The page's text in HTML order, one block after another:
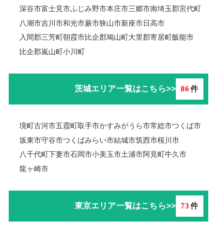
深谷市富士見市ふじみ野市本庄市三郷市南埼玉郡宮代町
八潮市吉川市和光市蕨市狭山市新座市日高市
入間郡三芳町朝霞市比企郡鳩山町大里郡寄居町飯能市
比企郡嵐山町小川町
茨城エリア一覧はこちら>> 86件
境町古河市五霞町取手市かすみがうら市常総市つくば市
坂東市守谷市つくばみらい市結城市筑西市桜川市
八千代町下妻市石岡市小美玉市土浦市阿見町牛久市
龍ヶ崎市
東京エリア一覧はこちら>> 73件